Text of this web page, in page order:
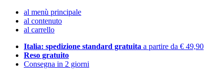
al menù principale
al contenuto
al carrello
Italia: spedizione standard gratuita a partire da € 49,90
Reso gratuito
Consegna in 2 giorni